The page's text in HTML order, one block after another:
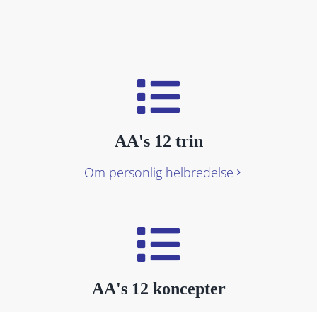
AA's 12 trin
Om personlig helbredelse
AA's 12 koncepter